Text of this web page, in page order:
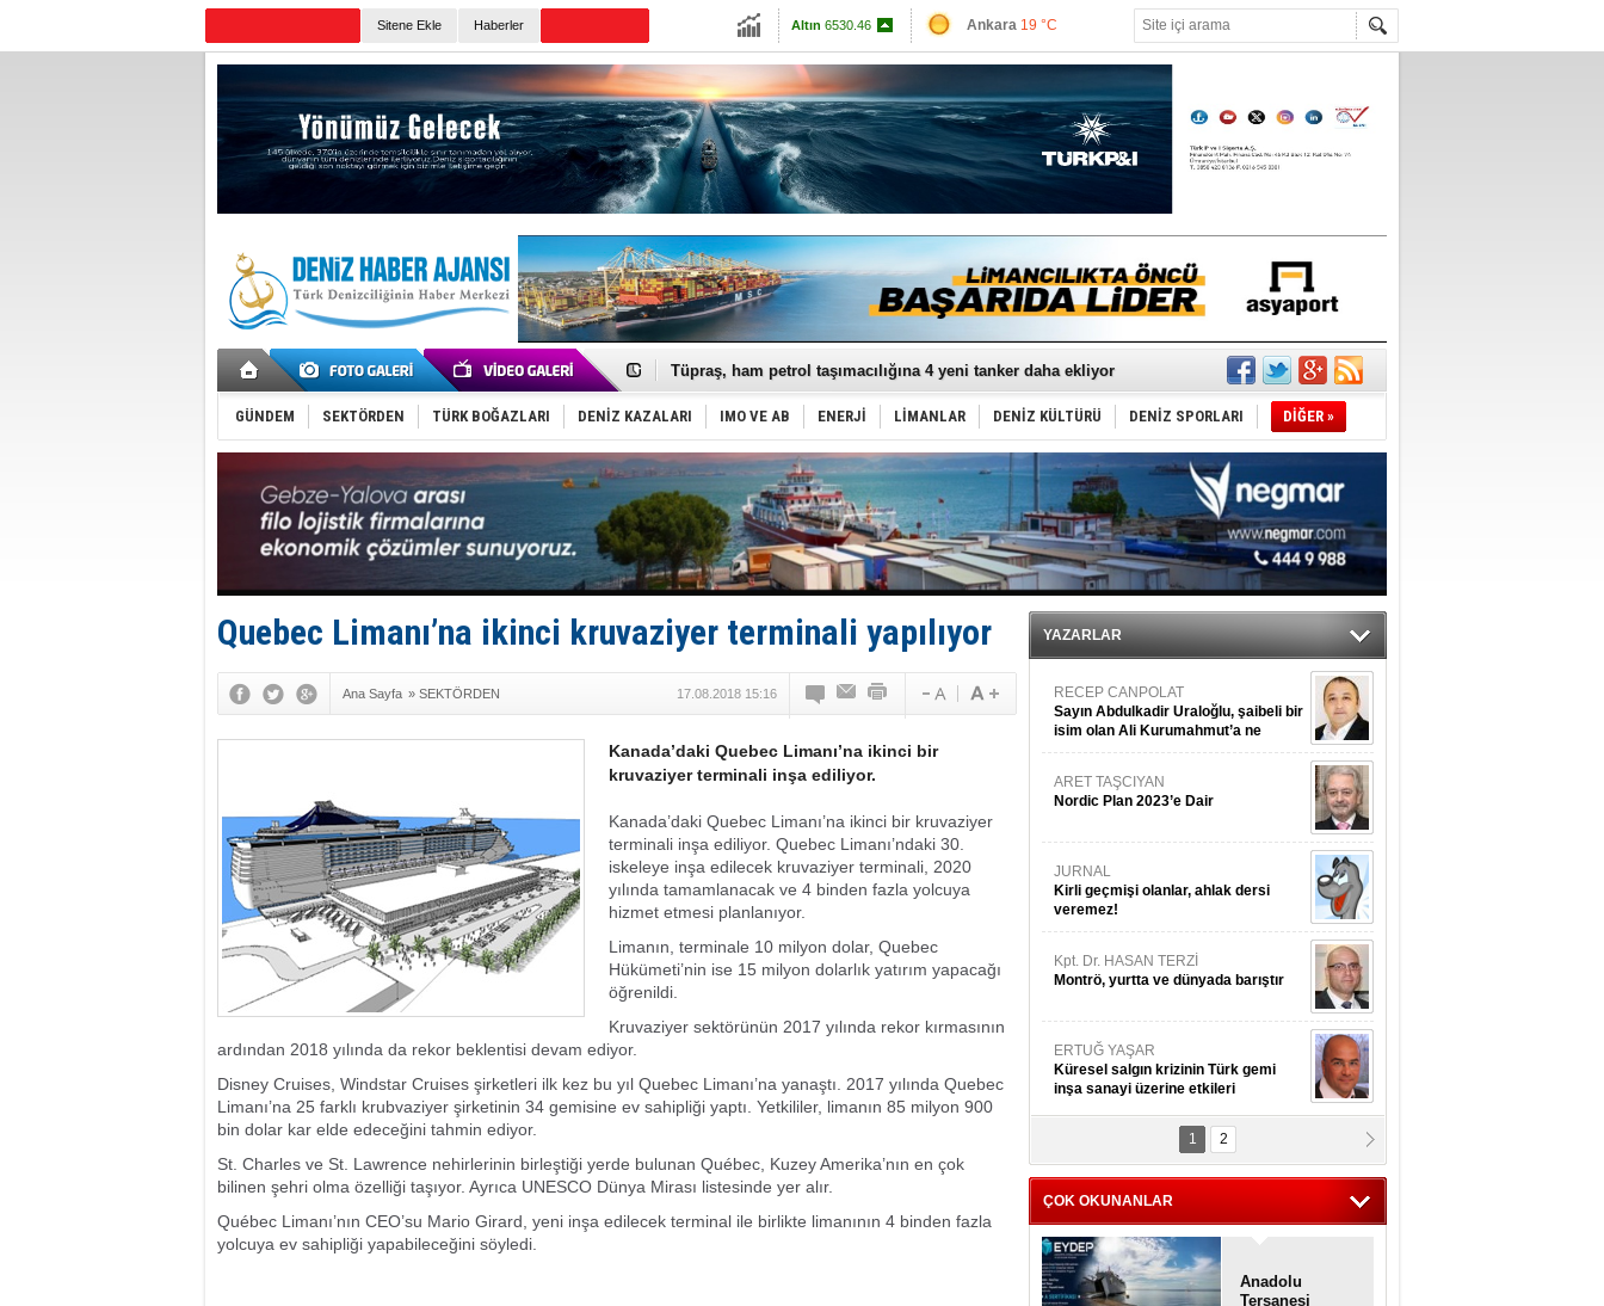
Sitene Ekle Haberler
Altın 6530.46
Euro54.973
Ankara 19 °C
Antalya24 °C
Muğla 20 °C
Çanakkale 23 °C
Anadolu Tersanesi EYDEP’te A sertifikası alan ilk tersane oldu
Tüpraş, ham petrol taşımacılığına 4 yeni tanker daha ekliyor
İTU AUV, Dünya’da 2. oldu!
LNG taşımacılığında maliyetler katlandı
PROYAD, yat mürettebatı için yurt dışı harcı için düzenleme istiyor
Türkiye-Irak enerji hattında yeni dönem başlıyor
Türk Armatöre 'Uyuşturucu' tutuklaması!
Deniz turizminde yeni ‘Ceza Rejimi’!
DÖDER, 28. Dönem Yönetim Kurulu Başkanını seçti!
Fairline, Türkiye’de ‘SoleMarin’i seçti
Baltık Denizi'nde tarih yazıldı!
Runit kubbesi okyanusun derinliklerinde halkı tehdit ediyor
Türk Loydu’na Süveyş tonaj yetkisi
GÜNDEM SEKTÖRDEN TÜRK BOĞAZLARI DENİZ KAZALARI IMO VE AB ENERJİ LİMANLAR DENİZ KÜLTÜRÜ DENİZ SPORLARI DİĞER »
Quebec Limanı’na ikinci kruvaziyer terminali yapılıyor
Ana Sayfa » SEKTÖRDEN 17.08.2018 15:16
Kanada’daki Quebec Limanı’na ikinci bir
kruvaziyer terminali inşa ediliyor.
Kanada’daki Quebec Limanı’na ikinci bir kruvaziyer
terminali inşa ediliyor. Quebec Limanı’ndaki 30.
iskeleye inşa edilecek kruvaziyer terminali, 2020
yılında tamamlanacak ve 4 binden fazla yolcuya
hizmet etmesi planlanıyor.
Limanın, terminale 10 milyon dolar, Quebec
Hükümeti’nin ise 15 milyon dolarlık yatırım yapacağı
öğrenildi.
Kruvaziyer sektörünün 2017 yılında rekor kırmasının
ardından 2018 yılında da rekor beklentisi devam ediyor.
Disney Cruises, Windstar Cruises şirketleri ilk kez bu yıl Quebec Limanı’na yanaştı. 2017 yılında Quebec
Limanı’na 25 farklı krubvaziyer şirketinin 34 gemisine ev sahipliği yaptı. Yetkililer, limanın 85 milyon 900
bin dolar kar elde edeceğini tahmin ediyor.
St. Charles ve St. Lawrence nehirlerinin birleştiği yerde bulunan Québec, Kuzey Amerika’nın en çok
bilinen şehri olma özelliği taşıyor. Ayrıca UNESCO Dünya Mirası listesinde yer alır.
Québec Limanı’nın CEO’su Mario Girard, yeni inşa edilecek terminal ile birlikte limanının 4 binden fazla
yolcuya ev sahipliği yapabileceğini söyledi.
YAZARLAR
RECEP CANPOLAT
Sayın Abdulkadir Uraloğlu, şaibeli bir
isim olan Ali Kurumahmut’a ne
danışıyorsunuz?
ARET TAŞCIYAN
Nordic Plan 2023’e Dair
JURNAL
Kirli geçmişi olanlar, ahlak dersi
veremez!
Kpt. Dr. HASAN TERZİ
Montrö, yurtta ve dünyada barıştır
ERTUĞ YAŞAR
Küresel salgın krizinin Türk gemi
inşa sanayi üzerine etkileri
Kpt. MESUT AZMİ GÖKSOY
ithafen...
1 2
ÇOK OKUNANLAR
Anadolu
Tersanesi